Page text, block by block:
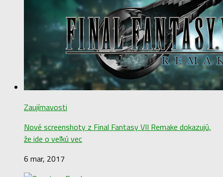
Zaujímavosti
Nové screenshoty z Final Fantasy VII Remake dokazujú,
že ide o veľkú vec
6 mar, 2017